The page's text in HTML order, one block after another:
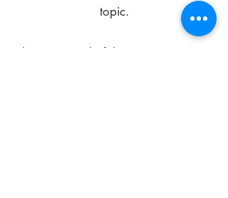
topic.
The main goal of these meetings is to